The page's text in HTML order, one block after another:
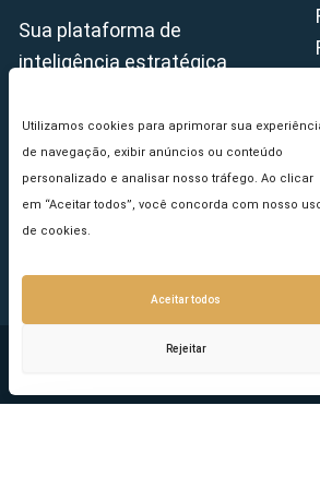
Utilizamos cookies para aprimorar sua
de navegação, exibir anúncios ou conteúdo
personalizado e analisar nosso tráfego. Ao clicar
em “Aceitar todos”, você concorda com nosso
de cookies.
Aceitar todos
Rejeitar
Sua plataforma de
inteligência estratégica